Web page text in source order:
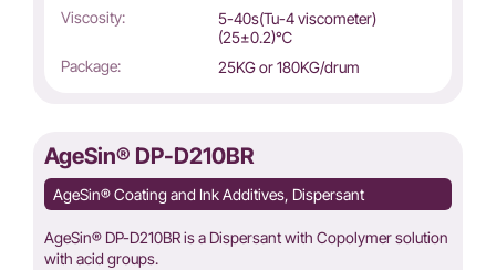
Viscosity:
5-40s(Tu-4 viscometer)
(25±0.2)℃
Package:
25KG or 180KG/drum
AgeSin® DP-D210BR
AgeSin® Coating and Ink Additives, Dispersant
AgeSin® DP-D210BR is a Dispersant with Copolymer solution
with acid groups.